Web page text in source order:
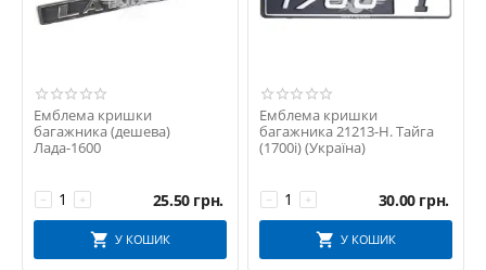
Емблема кришки
багажника (дешева)
Лада-1600
+
− 25.50 грн.
У КОШИК
Емблема кришки
багажника 21213-Н. Тайга
(1700i) (Україна)
+
− 30.00 грн.
У КОШИК